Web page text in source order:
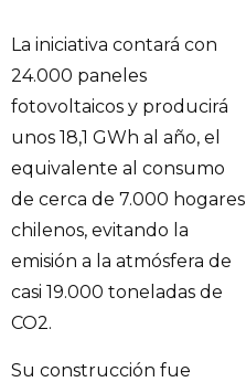
La iniciativa contará con
24.000 paneles
fotovoltaicos y producirá
unos 18,1 GWh al año, el
equivalente al consumo
de cerca de 7.000 hogares
chilenos, evitando la
emisión a la atmósfera de
casi 19.000 toneladas de
CO2.
Su construcción fue